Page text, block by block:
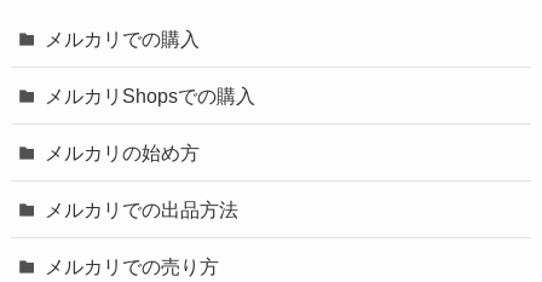
メルカリでの購入
メルカリShopsでの購入
メルカリの始め方
メルカリでの出品方法
メルカリでの売り方